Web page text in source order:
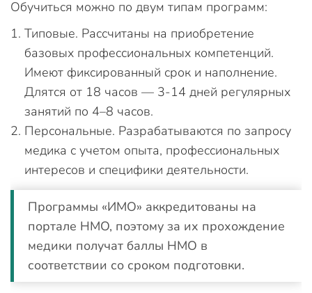
Обучиться можно по двум типам программ:
Типовые. Рассчитаны на приобретение
базовых профессиональных компетенций.
Имеют фиксированный срок и наполнение.
Длятся от 18 часов — 3-14 дней регулярных
занятий по 4–8 часов.
Персональные. Разрабатываются по запросу
медика с учетом опыта, профессиональных
интересов и специфики деятельности.
Программы «ИМО» аккредитованы на
портале НМО, поэтому за их прохождение
медики получат баллы НМО в
соответствии со сроком подготовки.